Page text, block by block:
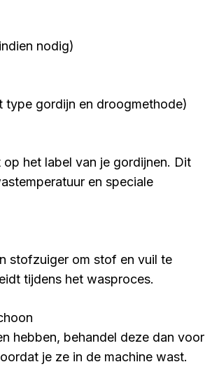
nodig)
type gordijn en droogmethode)
het label van je gordijnen. Dit
en speciale
stofzuiger om stof en vuil te
tijdens het wasproces.
hebben, behandel deze dan voor
je ze in de machine wast.